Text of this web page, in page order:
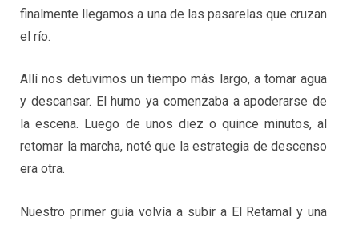
finalmente llegamos a una de las pasarelas que cruzan
el río.
Allí nos detuvimos un tiempo más largo, a tomar agua
y descansar. El humo ya comenzaba a apoderarse de
la escena. Luego de unos diez o quince minutos, al
retomar la marcha, noté que la estrategia de descenso
era otra.
Nuestro primer guía volvía a subir a El Retamal y una